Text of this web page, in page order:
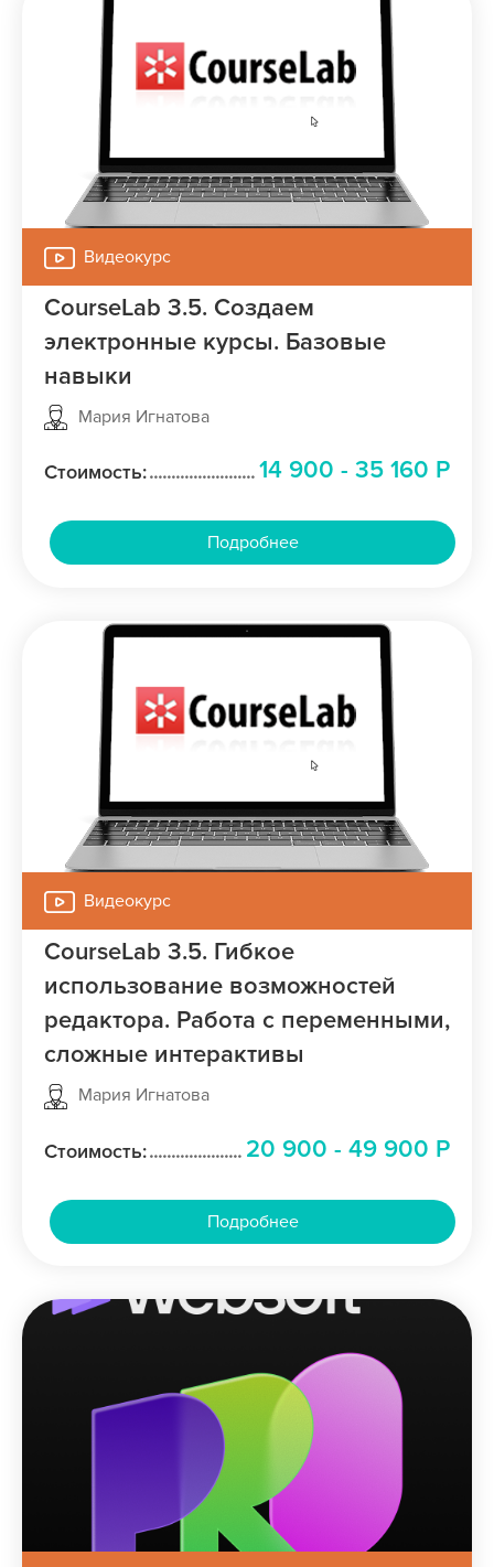
Видеокурс
CourseLab 3.5. Создаем
электронные курсы. Базовые
навыки
Мария Игнатова
Стоимость: 14 900 - 35 160 Р
Подробнее
Видеокурс
CourseLab 3.5. Гибкое
использование возможностей
редактора. Работа с переменными,
сложные интерактивы
Мария Игнатова
Стоимость: 20 900 - 49 900 Р
Подробнее